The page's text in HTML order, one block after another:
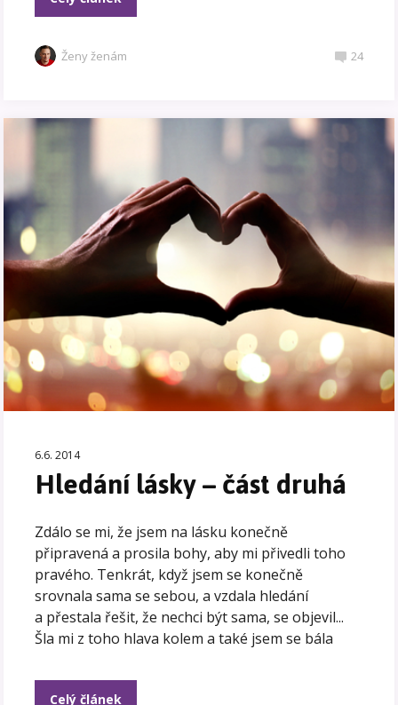
Ženy ženám 24
6.6. 2014
Hledání lásky – část druhá
Zdálo se mi, že jsem na lásku konečně
připravená a prosila bohy, aby mi přivedli toho
pravého. Tenkrát, když jsem se konečně
srovnala sama se sebou, a vzdala hledání
a přestala řešit, že nechci být sama, se objevil...
Šla mi z toho hlava kolem a také jsem se bála
Celý článek